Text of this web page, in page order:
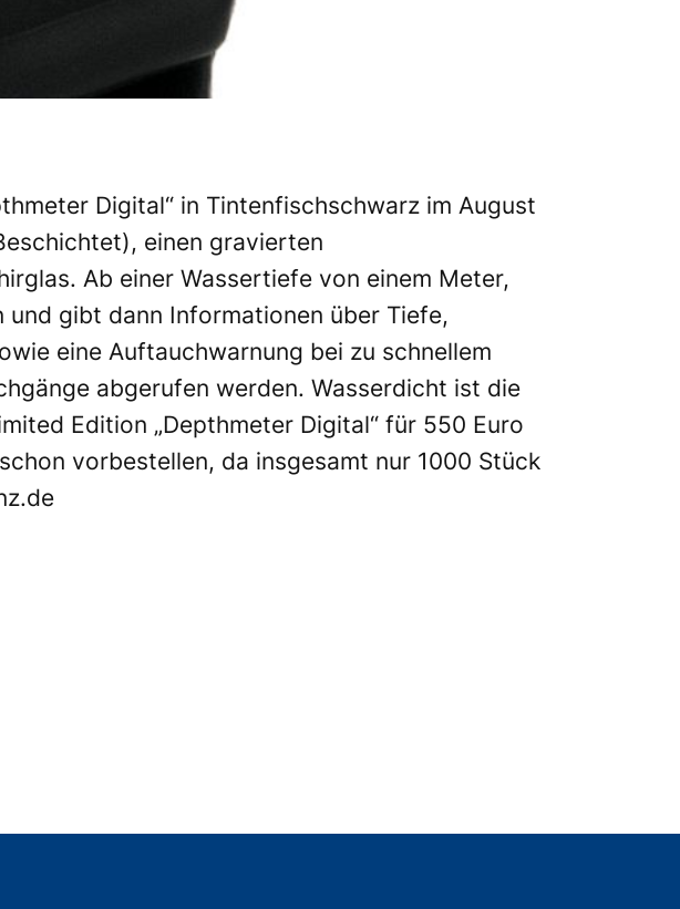
Digital“ in Tintenfischschwarz im August
einen gravierten
Ab einer Wassertiefe von einem Meter,
gibt dann Informationen über Tiefe,
eine Auftauchwarnung bei zu schnellem
abgerufen werden. Wasserdicht ist die
Edition „Depthmeter Digital“ für 550 Euro
vorbestellen, da insgesamt nur 1000 Stück